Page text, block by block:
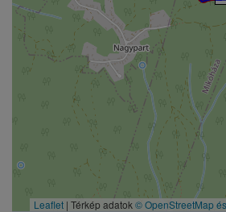
Leaflet | Térkép adatok © OpenStreetMap